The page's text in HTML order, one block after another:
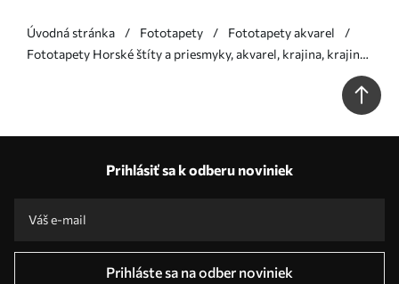
Úvodná stránka Fototapety
Fototapety akvarel
Fototapety Horské štíty a priesmyky, akvarel, krajina, krajina,
Prihlásiť sa k odberu noviniek
Prihláste sa na odber noviniek